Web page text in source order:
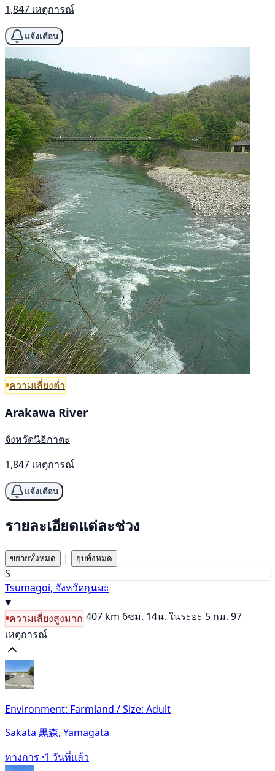
1,847 เหตุการณ์
แจ้งเตือน
ความเสี่ยงต่ำ
Arakawa River
จังหวัดนิอิกาตะ
1,847 เหตุการณ์
แจ้งเตือน
รายละเอียดแต่ละช่วง
ขยายทั้งหมด | ยุบทั้งหมด
S
Tsumagoi, จังหวัดกุนมะ
ความเสี่ยงสูงมาก 407 km 6ชม. 14น. ในระยะ 5 กม. 97
เหตุการณ์
Environment: Farmland / Size: Adult
Sakata 黒森, Yamagata
ทางการ ·1 วันที่แล้ว